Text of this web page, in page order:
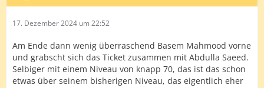
17. Dezember 2024 um 22:52
Am Ende dann wenig überraschend Basem Mahmood vorne
und grabscht sich das Ticket zusammen mit Abdulla Saeed.
Selbiger mit einem Niveau von knapp 70, das ist das schon
etwas über seinem bisherigen Niveau, das eigentlich eher